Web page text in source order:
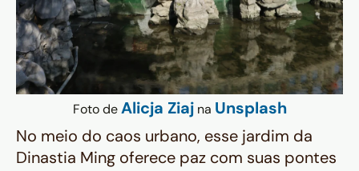
Foto deAlicja Ziajna Unsplash
No meio do caos urbano, esse jardim da
Dinastia Ming oferece paz com suas pontes